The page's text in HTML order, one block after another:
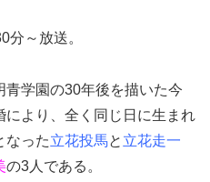
分～放送。
青学園の30年後を描いた今
より、全く同じ日に生まれ
なった立花投馬と 立花走一
の3人である。